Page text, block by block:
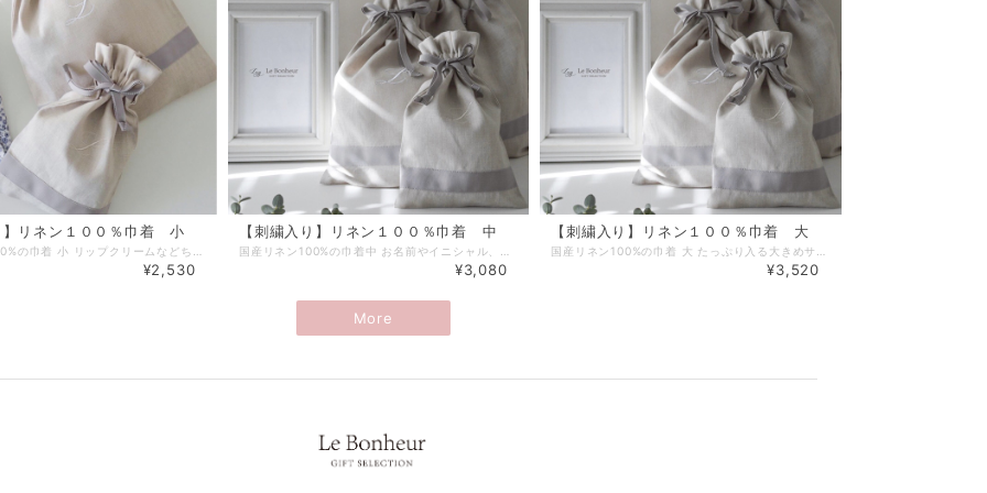
】リネン１００％巾着 小
¥2,530
【刺繍入り】リネン１００％巾着 中
¥3,080
【刺繍入り】リネン１００％巾着 大
¥3,520
More